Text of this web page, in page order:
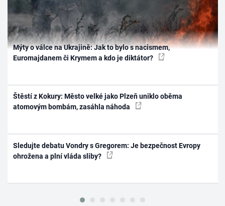
Mýty o válce na Ukrajině: Jak to bylo s nacismem,
Euromajdanem či Krymem a kdo je diktátor?
Štěstí z Kokury: Město velké jako Plzeň uniklo oběma
atomovým bombám, zasáhla náhoda
Sledujte debatu Vondry s Gregorem: Je bezpečnost Evropy
ohrožena a plní vláda sliby?